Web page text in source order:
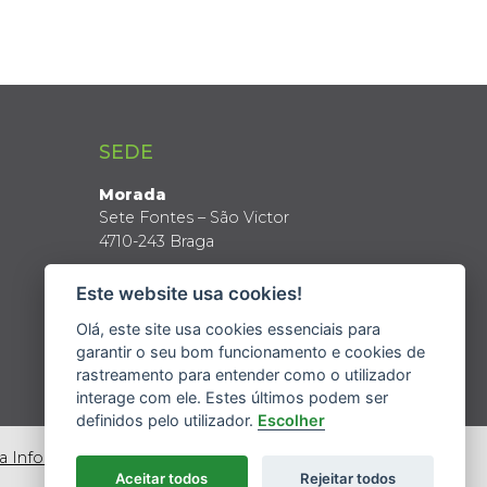
SEDE
Morada
Sete Fontes – São Victor
4710-243 Braga
Latitude: 41º 34’ N
Longitude: 8º 24’ W
Informação
Este website usa cookies!
Olá, este site usa cookies essenciais para
garantir o seu bom funcionamento e cookies de
rastreamento para entender como o utilizador
interage com ele. Estes últimos podem ser
definidos pelo utilizador. Escolher
Aceitar todos Rejeitar todos